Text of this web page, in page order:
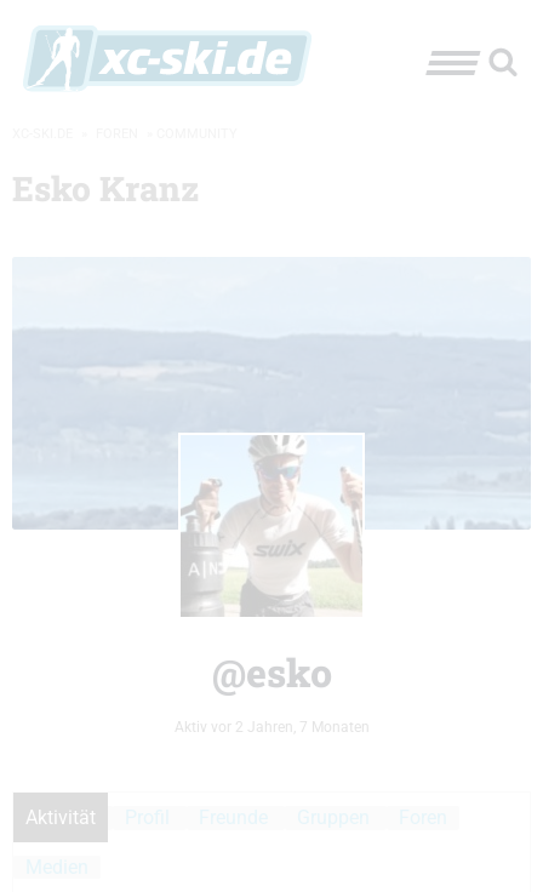
Esko Kranz
@esko
Aktiv vor 2 Jahren, 7 Monaten
Aktivität